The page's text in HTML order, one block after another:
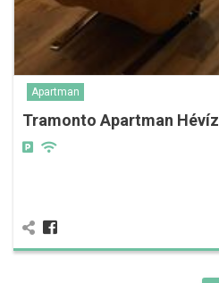
Apartman
Tramonto Apartman Hévíz